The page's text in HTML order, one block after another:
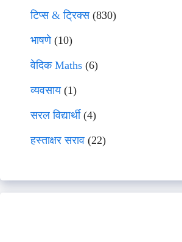
टिप्स & ट्रिक्स(830)
भाषणे(10)
वेदिक Maths (6)
व्यवसाय(1)
सरल विद्यार्थी(4)
हस्ताक्षर सराव (22)